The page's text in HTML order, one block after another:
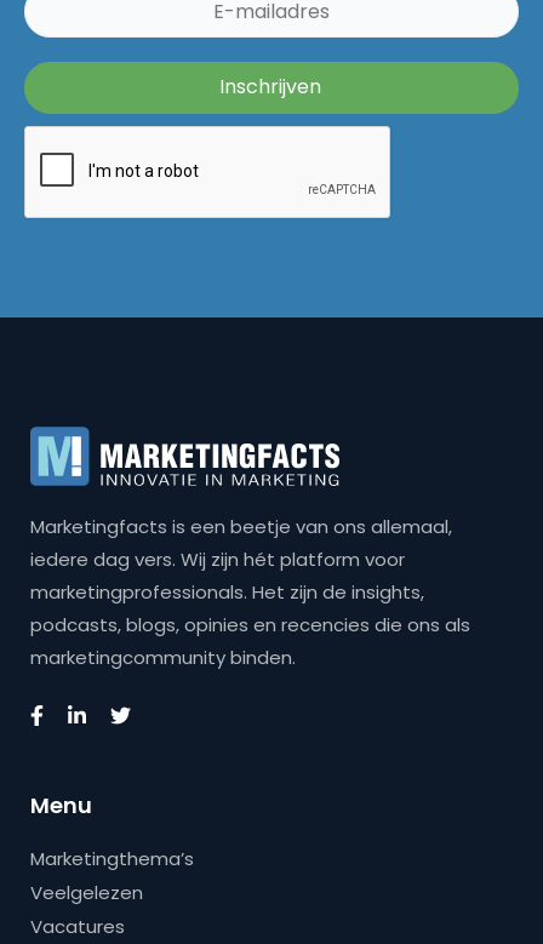
Marketingfacts is een beetje van ons allemaal,
iedere dag vers. Wij zijn hét platform voor
marketingprofessionals. Het zijn de insights,
podcasts, blogs, opinies en recencies die ons als
marketingcommunity binden.
Menu
Marketingthema’s
Veelgelezen
Vacatures